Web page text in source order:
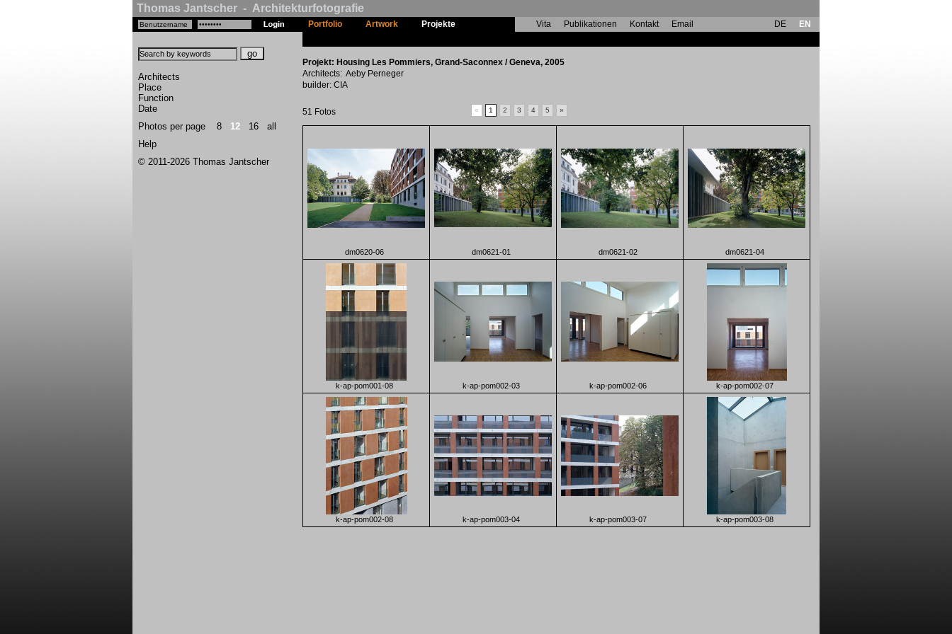
Thomas Jantscher - Architekturfotografie
Architects
Place
Function
Date
Photos per page 8 12 16
all
Help
© 2011-2026 Thomas Jantscher
Portfolio Artwork Projekte Vita Publikationen Kontakt Email DE
EN
Projekt: Housing Les Pommiers, Grand-Saconnex / Geneva, 2005
Architects: Aeby Perneger
builder: CIA
51 Fotos « 1 2 3 4 5 »
dm0620-06 dm0621-01 dm0621-02 dm0621-04
k-ap-pom001-08 k-ap-pom002-03 k-ap-pom002-06 k-ap-pom002-07
k-ap-pom002-08 k-ap-pom003-04 k-ap-pom003-07 k-ap-pom003-08